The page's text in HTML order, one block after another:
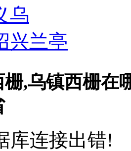
乌
兴兰亭
,乌镇西栅在
库连接出错!